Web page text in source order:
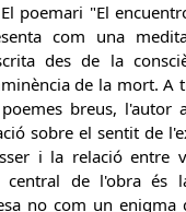
poemari "El
com una
des de la
de la mort. A
breus, l'autor
sobre el sentit de
i la relació entre
central de l'obra és
no com un enigma